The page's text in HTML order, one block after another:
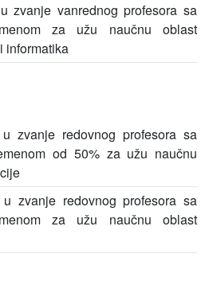
zvanje vanrednog profesora sa
za užu naučnu oblast
informatika
zvanje redovnog profesora sa
od 50% za užu naučnu
zvanje redovnog profesora sa
za užu naučnu oblast